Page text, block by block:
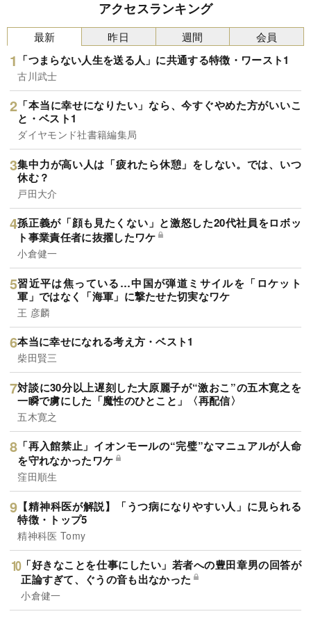
アクセスランキング
最新
「つまらない人生を送る人」に共通する特徴・ワースト1
古川武士
「本当に幸せになりたい」なら、今すぐやめた方がいいこ
と・ベスト1
ダイヤモンド社書籍編集局
集中力が高い人は「疲れたら休憩」をしない。では、いつ
休む？
戸田大介
孫正義が「顔も見たくない」と激怒した20代社員をロボッ
ト事業責任者に抜擢したワケ
小倉健一
習近平は焦っている…中国が弾道ミサイルを「ロケット
軍」ではなく「海軍」に撃たせた切実なワケ
王 彦麟
本当に幸せになれる考え方・ベスト1
柴田賢三
対談に30分以上遅刻した大原麗子が“激おこ”の五木寛之を
一瞬で虜にした「魔性のひとこと」〈再配信〉
五木寛之
「再入館禁止」イオンモールの“完璧”なマニュアルが人命
を守れなかったワケ
窪田順生
【精神科医が解説】「うつ病になりやすい人」に見られる
特徴・トップ5
精神科医 Tomy
「好きなことを仕事にしたい」若者への豊田章男の回答が
正論すぎて、ぐうの音も出なかった
小倉健一
昨日 週間 会員